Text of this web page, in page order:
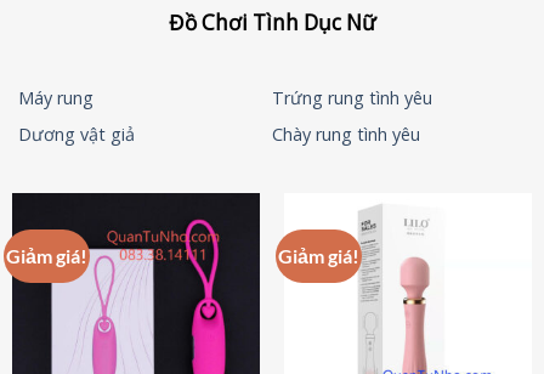
Đồ Chơi Tình Dục Nữ
Máy rung
Trứng rung tình yêu
Dương vật giả
Chày rung tình yêu
Giảm giá! Giảm giá!